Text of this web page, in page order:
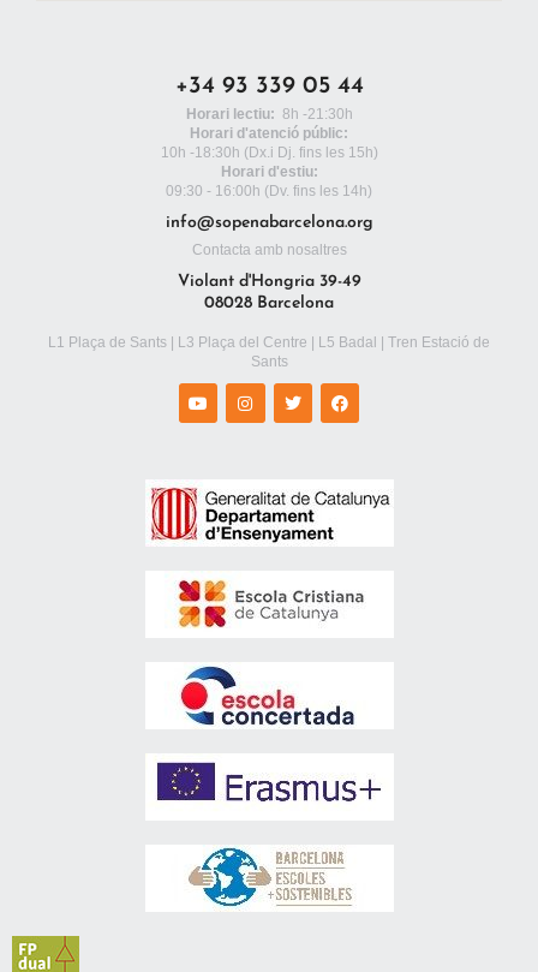
+34 93 339 05 44
Horari lectiu: 8h -21:30h
Horari d'atenció públic:
10h -18:30h (Dx.i Dj. fins les 15h)
Horari d'estiu:
09:30 - 16:00h (Dv. fins les 14h)
info@sopenabarcelona.org
Contacta amb nosaltres
Violant d'Hongria 39-49
08028 Barcelona
L1 Plaça de Sants | L3 Plaça del Centre | L5 Badal | Tren Estació de
Sants